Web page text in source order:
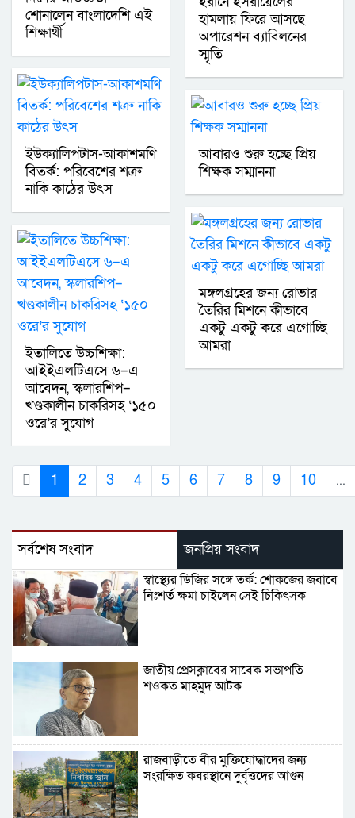
শোনালেন বাংলাদেশি এই
শিক্ষার্থী
ইউক্যালিপটাস-আকাশমণি
বিতর্ক: পরিবেশের শত্রু
নাকি কাঠের উৎস
ইতালিতে উচ্চশিক্ষা:
আইইএলটিএসে ৬–এ
আবেদন, স্কলারশিপ–
খণ্ডকালীন চাকরিসহ ‘১৫০
ওরে’র সুযোগ
হামলায় ফিরে আসছে
অপারেশন ব্যাবিলনের
স্মৃতি
আবারও শুরু হচ্ছে প্রিয়
শিক্ষক সম্মাননা
মঙ্গলগ্রহের জন্য রোভার
তৈরির মিশনে কীভাবে
একটু একটু করে এগোচ্ছি
আমরা
1 2 3 4 5 6 7 8 9 10 ...
সর্বশেষ সংবাদ জনপ্রিয় সংবাদ
স্বাস্থ্যের ডিজির সঙ্গে তর্ক: শোকজের জবাবে
নিঃশর্ত ক্ষমা চাইলেন সেই চিকিৎসক
জাতীয় প্রেসক্লাবের সাবেক সভাপতি
শওকত মাহমুদ আটক
রাজবাড়ীতে বীর মুক্তিযোদ্ধাদের জন্য
সংরক্ষিত কবরস্থানে দুর্বৃত্তদের আগুন